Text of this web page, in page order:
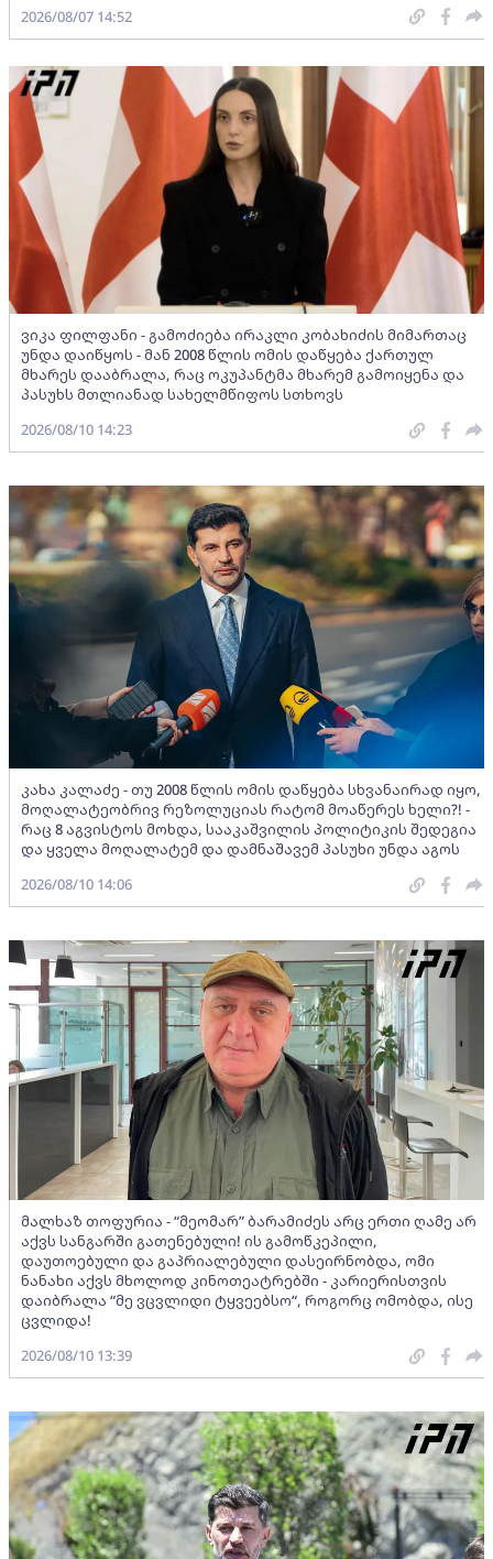
2026/08/07 14:52
ვიკა ფილფანი - გამოძიება ირაკლი კობახიძის მიმართაც
უნდა დაიწყოს - მან 2008 წლის ომის დაწყება ქართულ
მხარეს დააბრალა, რაც ოკუპანტმა მხარემ გამოიყენა და
პასუხს მთლიანად სახელმწიფოს სთხოვს
2026/08/10 14:23
კახა კალაძე - თუ 2008 წლის ომის დაწყება სხვანაირად იყო,
მოღალატეობრივ რეზოლუციას რატომ მოაწერეს ხელი?! -
რაც 8 აგვისტოს მოხდა, სააკაშვილის პოლიტიკის შედეგია
და ყველა მოღალატემ და დამნაშავემ პასუხი უნდა აგოს
2026/08/10 14:06
მალხაზ თოფურია - “მეომარ” ბარამიძეს არც ერთი ღამე არ
აქვს სანგარში გათენებული! ის გამოწკეპილი,
დაუთოებული და გაპრიალებული დასეირნობდა, ომი
ნანახი აქვს მხოლოდ კინოთეატრებში - კარიერისთვის
დაიბრალა “მე ვცვლიდი ტყვეებსო“, როგორც ომობდა, ისე
ცვლიდა!
2026/08/10 13:39